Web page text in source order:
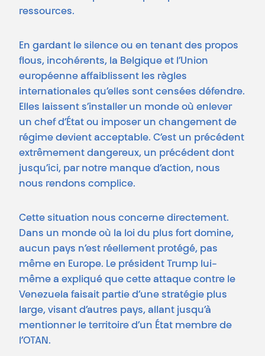
ressources.
En gardant le silence ou en tenant des propos
flous, incohérents, la Belgique et l’Union
européenne affaiblissent les règles
internationales qu’elles sont censées défendre.
Elles laissent s’installer un monde où enlever
un chef d’État ou imposer un changement de
régime devient acceptable. C’est un précédent
extrêmement dangereux, un précédent dont
jusqu’ici, par notre manque d’action, nous
nous rendons complice.
Cette situation nous concerne directement.
Dans un monde où la loi du plus fort domine,
aucun pays n’est réellement protégé, pas
même en Europe. Le président Trump lui-
même a expliqué que cette attaque contre le
Venezuela faisait partie d’une stratégie plus
large, visant d’autres pays, allant jusqu’à
mentionner le territoire d’un État membre de
l’OTAN.